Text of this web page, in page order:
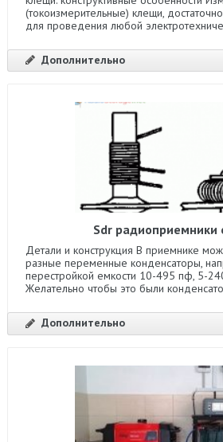
(токоизмерительные) клещи,
для проведения любой
Дополнительно
Sdr радиоприемники
Детали и конструкция В приемнике
разные переменные конденсаторы,
перестройкой емкости 10-495 пф, 5-
Желательно чтобы это были
Дополнительно